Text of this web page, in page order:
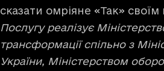
сказати омріяне «Так» своїм
Послугу реалізує
трансформації спільно з
України, Міністерством